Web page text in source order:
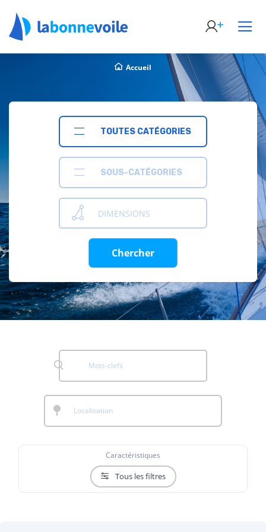
Accueil
TOUTES CATÉGORIES
SOUS-CATÉGORIES
DIMENSIONS
Chercher
Caractéristiques
Tous les filtres